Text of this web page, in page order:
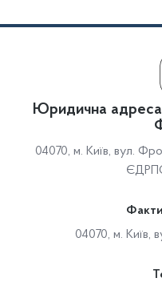
Юридична адреса
04070, м. Київ, вул.
04070, м. Київ,